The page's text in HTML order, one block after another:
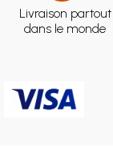
Livraison partout
dans le monde